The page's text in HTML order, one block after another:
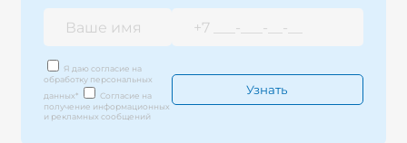
Я даю согласие на
обработку персональных
данных*
Согласие на
получение информационных
и рекламных сообщений